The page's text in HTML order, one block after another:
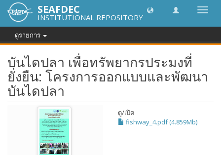
SEAFDEC
INSTITUTIONAL REPOSITORY
ดูรายการ
บันไดปลา เพื่อทรัพยากรประมงที่
ยั่งยืน: โครงการออกแบบและพัฒนา
บันไดปลา
ดู/เปิด
fishway_4.pdf (4.859Mb)